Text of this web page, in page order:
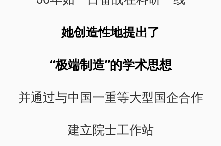
她创造性地提出了
“极端制造”的学术思想
并通过与中国一重等大型国企合作
建立院士工作站